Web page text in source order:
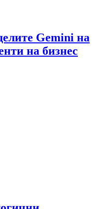
Gemini на
на бизнес